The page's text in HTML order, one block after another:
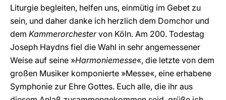
Liturgie begleiten, helfen uns, einmütig im Gebet zu
sein, und daher danke ich herzlich dem Domchor und
dem Kammerorchestervon Köln. Am 200. Todestag
Joseph Haydns fiel die Wahl in sehr angemessener
Weise auf seine »Harmoniemesse«, die letzte von dem
großen Musiker komponierte »Messe«, eine erhabene
Symphonie zur Ehre Gottes. Euch alle, die ihr aus